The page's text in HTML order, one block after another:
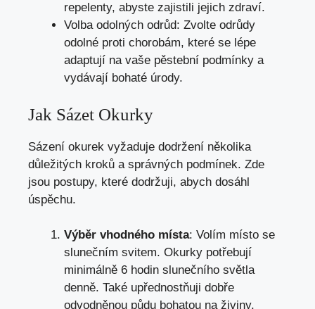
repelenty, abyste zajistili jejich zdraví.
Volba odolných odrůd: Zvolte odrůdy
odolné proti chorobám, které se lépe
adaptují na vaše pěstební podmínky a
vydávají bohaté úrody.
Jak Sázet Okurky
Sázení okurek vyžaduje dodržení několika
důležitých kroků a správných podmínek. Zde
jsou postupy, které dodržuji, abych dosáhl
úspěchu.
Výběr vhodného místa: Volím místo se
slunečním svitem. Okurky potřebují
minimálně 6 hodin slunečního světla
denně. Také upřednostňuji dobře
odvodněnou půdu bohatou na živiny.